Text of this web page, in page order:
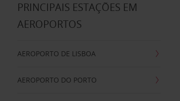
PRINCIPAIS ESTAÇÕES EM
AEROPORTOS
AEROPORTO DE LISBOA
AEROPORTO DO PORTO